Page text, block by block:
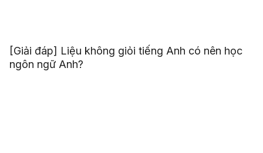
[Giải đáp] Liệu không giỏi tiếng Anh có nên học
ngôn ngữ Anh?